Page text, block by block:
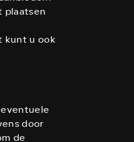
plaatsen
kunt u ook
door
de